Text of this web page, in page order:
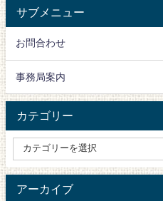
サブメニュー
お問合わせ
事務局案内
カテゴリー
アーカイブ